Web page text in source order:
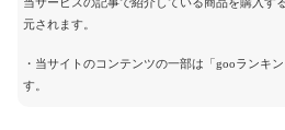
元されます。
・当サイトのコンテンツの一部は「gooランキ
す。